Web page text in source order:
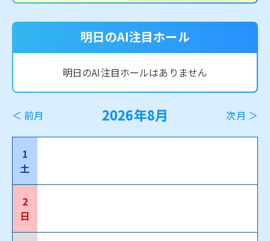
明日のAI注目ホール
明日のAI注目ホールはありません
＜ 前月 2026年8月 次月 ＞
1
土
2
日